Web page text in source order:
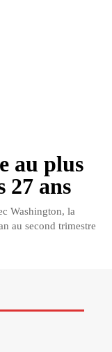
au plus
27 ans
Washington, la
au second trimestre